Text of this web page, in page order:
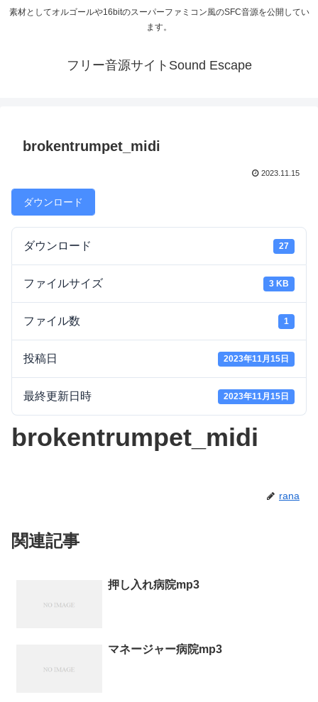
素材としてオルゴールや16bitのスーパーファミコン風のSFC音源を公開してい
ます。
フリー音源サイトSound Escape
brokentrumpet_midi
2023.11.15
ダウンロード
ダウンロード 27
ファイルサイズ 3 KB
ファイル数 1
投稿日 2023年11月15日
最終更新日時 2023年11月15日
brokentrumpet_midi
rana
関連記事
押し入れ病院mp3
マネージャー病院mp3